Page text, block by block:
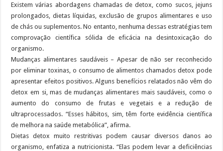
Existem várias abordagens chamadas de detox, como sucos, jejuns
prolongados, dietas líquidas, exclusão de grupos alimentares e uso
de chás ou suplementos. No entanto, nenhuma dessas estratégias tem
comprovação científica sólida de eficácia na desintoxicação do
organismo.
Mudanças alimentares saudáveis – Apesar de não ser reconhecido
por eliminar toxinas, o consumo de alimentos chamados detox pode
apresentar efeitos positivos. Alguns benefícios relatados não vêm do
detox em si, mas de mudanças alimentares mais saudáveis, como o
aumento do consumo de frutas e vegetais e a redução de
ultraprocessados. “Esses hábitos, sim, têm forte evidência científica
de melhora na saúde metabólica”, afirma.
Dietas detox muito restritivas podem causar diversos danos ao
organismo, enfatiza a nutricionista. “Elas podem levar a deficiências